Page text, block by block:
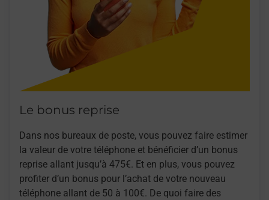
Le bonus reprise
Dans nos bureaux de poste, vous pouvez faire estimer
la valeur de votre téléphone et bénéficier d’un bonus
reprise allant jusqu’à 475€. Et en plus, vous pouvez
profiter d’un bonus pour l’achat de votre nouveau
téléphone allant de 50 à 100€. De quoi faire des